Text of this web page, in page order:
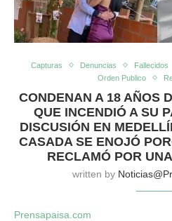
Capturas Denuncias Fallecidos
Orden Publico
CONDENAN A 18 AÑOS
QUE INCENDIÓ A SU
DISCUSIÓN EN
CASADA SE ENOJÓ
RECLAMÓ POR
written by
Prensapaisa.com